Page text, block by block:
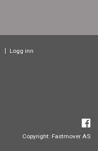
Logg inn
Copyright: Fastmover AS